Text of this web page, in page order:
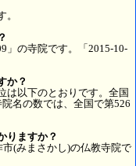
」の寺院です。「2015-10-
か？
は以下のとおりです。全国
名の数では、全国で第526
りますか？
市(みまさかし)の仏教寺院で